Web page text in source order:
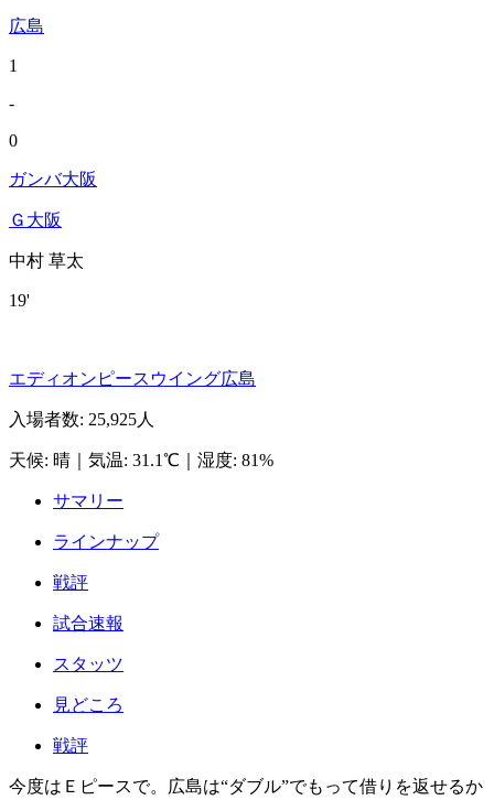
広島
1
-
0
ガンバ大阪
Ｇ大阪
中村 草太
19'
エディオンピースウイング広島
入場者数: 25,925人
天候: 晴 気温: 31.1℃ 湿度: 81%
サマリー
ラインナップ
戦評
試合速報
スタッツ
見どころ
戦評
今度はＥピースで。広島は“ダブル”でもって借りを返せるか